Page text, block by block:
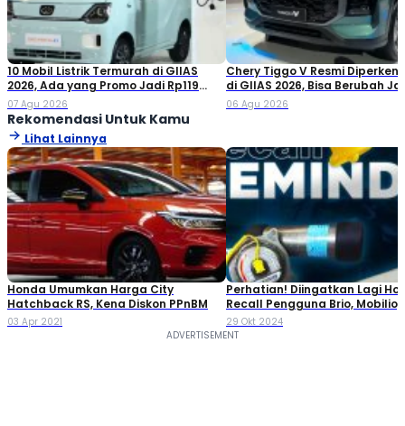
10 Mobil Listrik Termurah di GIIAS
2026, Ada yang Promo Jadi Rp119
Jutaan!
07 Agu 2026
Chery Tiggo V Resmi
di GIIAS 2026, Bisa Berubah
Double Cabin
06 Agu 2026
Rekomendasi Untuk Kamu
Lihat Lainnya
Honda Umumkan Harga City
Hatchback RS, Kena Diskon PPnBM
03 Apr 2021
Perhatian! Diingatkan Lagi
Recall Pengguna Brio, Mobilio,
BR-V Sampai CR-Z
29 Okt 2024